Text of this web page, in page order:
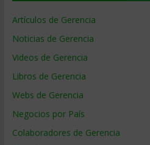
Artículos de Gerencia
Noticias de Gerencia
Videos de Gerencia
Libros de Gerencia
Webs de Gerencia
Negocios por País
Colaboradores de Gerencia